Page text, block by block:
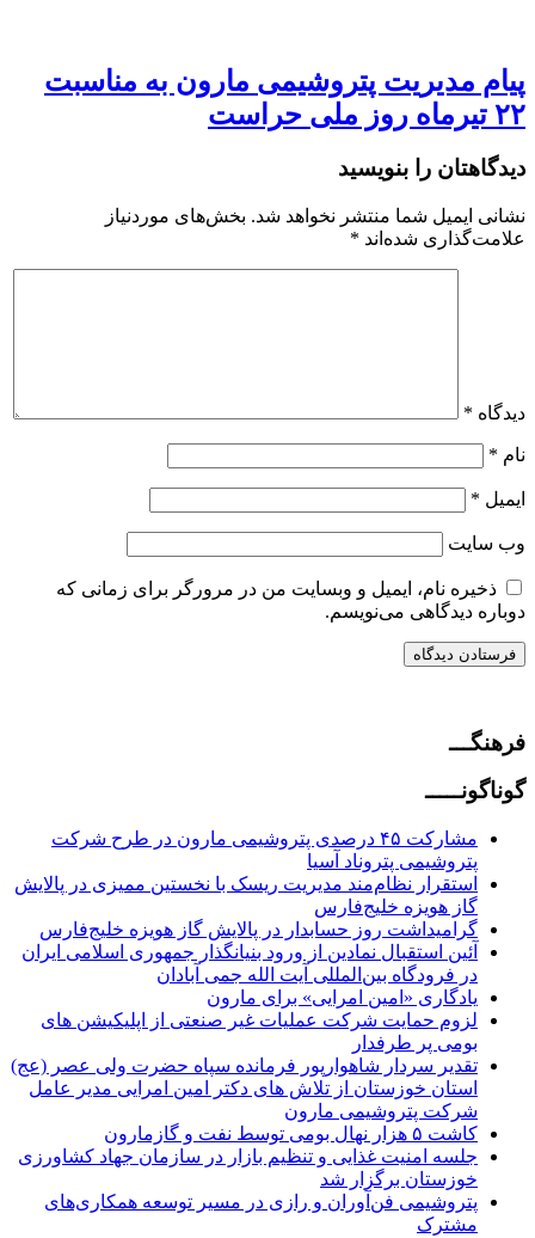
پیام مدیریت پتروشیمی مارون به مناسبت
۲۲ تیرماه روز ملی حراست
دیدگاهتان را بنویسید
نشانی ایمیل شما منتشر نخواهد شد. بخش‌های موردنیاز
علامت‌گذاری شده‌اند *
دیدگاه *
نام *
ایمیل *
وب‌ سایت
ذخیره نام، ایمیل و وبسایت من در مرورگر برای زمانی که
دوباره دیدگاهی می‌نویسم.
فرهنگـــ
گوناگونـــــ
مشارکت ۴۵ درصدی پتروشیمی مارون در طرح شرکت
پتروشیمی پتروناد آسیا
استقرار نظام‌مند مدیریت ریسک با نخستین ممیزی در پالایش
گاز هویزه خلیج‌فارس
گرامیداشت روز حسابدار در پالایش گاز هویزه خلیج‌فارس
آئین استقبال نمادین از ورود بنیانگذار جمهوری اسلامی ایران
در فرودگاه بین‌المللی آیت الله جمی آبادان
یادگاری «امین امرایی» برای مارون
لزوم حمایت شرکت عملیات غیر صنعتی از اپلیکیشن های
بومی پر طرفدار
تقدیر سردار شاهوارپور فرمانده سپاه حضرت ولی عصر (عج)
استان خوزستان از تلاش های دکتر امین امرایی مدیر عامل
شرکت پتروشیمی مارون
کاشت ۵ هزار نهال بومی توسط نفت و گازمارون
جلسه امنیت غذایی و تنظیم بازار در سازمان جهاد کشاورزی
خوزستان برگزار شد
پتروشیمی فن‌آوران و رازی در مسیر توسعه همکاری‌های
مشترک